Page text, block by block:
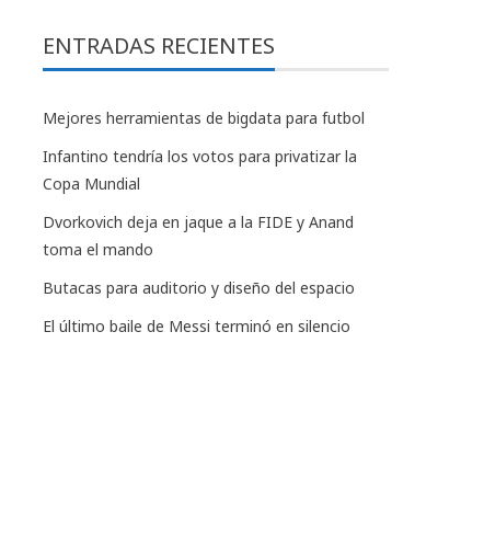
ENTRADAS RECIENTES
Mejores herramientas de bigdata para futbol
Infantino tendría los votos para privatizar la
Copa Mundial
Dvorkovich deja en jaque a la FIDE y Anand
toma el mando
Butacas para auditorio y diseño del espacio
El último baile de Messi terminó en silencio